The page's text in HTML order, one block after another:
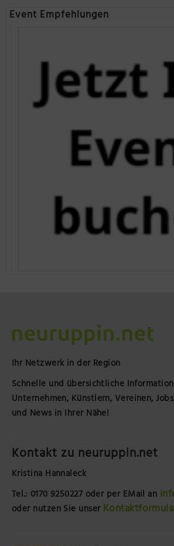
Event Empfehlungen
Ihr Netzwerk in der Region
Schnelle und übersichtliche
Unternehmen, Künstlern, Vereinen,
und News in Ihrer Nähe!
Kontakt zu neuruppin.net
Kristina Hannaleck
Tel.: 0170 9250227 oder per EMail an
oder nutzen Sie unser